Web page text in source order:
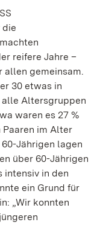
die
reifere Jahre –
allen gemeinsam.
30 etwas in
alle Altersgruppen
waren es 27 %
Paaren im Alter
Jährigen lagen
über 60-Jährigen
intensiv in den
ein Grund für
„Wir konnten